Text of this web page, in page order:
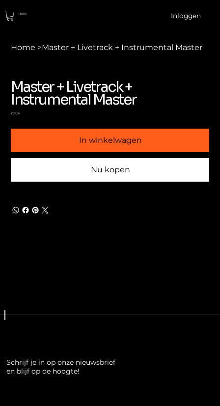
Home Inloggen
Home >Master + Livetrack + Instrumental Master
Master + Livetrack +
Instrumental Master
Prijs
€ 25,00
In winkelwagen
Nu kopen
Schrijf je in op onze nieuwsbrief
en blijf op de hoogte!